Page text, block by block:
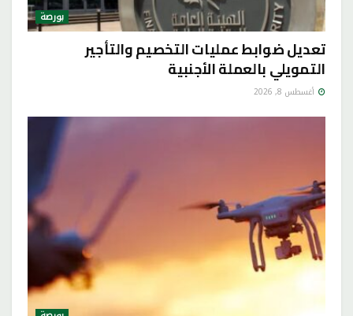
بورصة
تعديل ضوابط عمليات التخصيم والتأجير
التمويلي بالعملة الأجنبية
أغسطس 8, 2026